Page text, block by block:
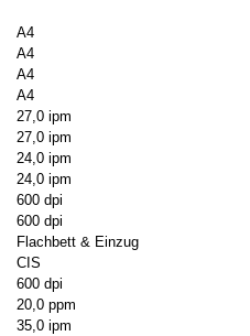
A4
A4
A4
A4
27,0 ipm
27,0 ipm
24,0 ipm
24,0 ipm
600 dpi
600 dpi
Flachbett & Einzug
CIS
600 dpi
20,0 ppm
35,0 ipm